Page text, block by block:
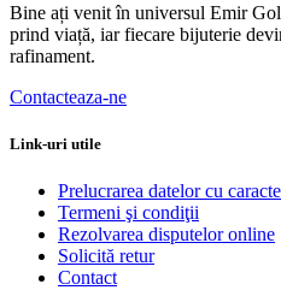
Bine ați venit în universul Emir
prind viață, iar fiecare bijuterie
rafinament.
Contacteaza-ne
Link-uri utile
Prelucrarea datelor cu
Termeni şi condiţii
Rezolvarea disputelor online
Solicită retur
Contact